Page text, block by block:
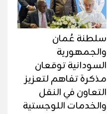
سلطنة عُمان
والجمهورية
السودانية توقعان
مذكرة تفاهم لتعزيز
التعاون في النقل
والخدمات اللوجستية